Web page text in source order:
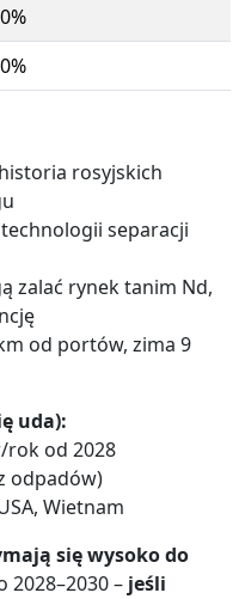
rosyjskich
separacji
zalać rynek tanim Nd,
od portów, zima 9
uda):
rok od 2028
odpadów)
Wietnam
się wysoko do
2028–2030 – jeśli